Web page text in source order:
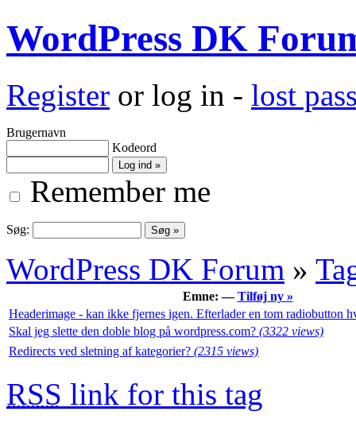
WordPress DK
Register or log in - lost
Brugernavn
Kodeord
Remember me
Søg:
WordPress DK Forum »
Emne: —Tilføj ny »
Headerimage - kan ikke fjernes igen. Efterlader en tom radiobutton
Skal jeg slette den doble blog på wordpress.com? (3322 views)
Redirects ved sletning af kategorier? (2315 views)
RSS link for this tag